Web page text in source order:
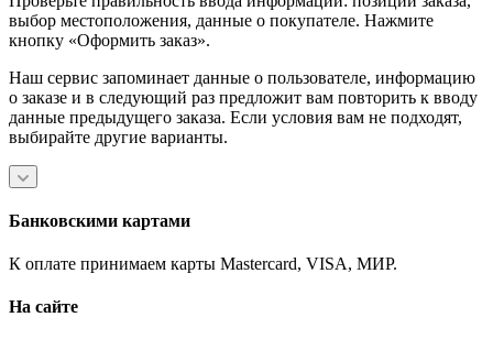
выбор местоположения, данные о покупателе. Нажмите
кнопку «Оформить заказ».
Наш сервис запоминает данные о пользователе, информацию
о заказе и в следующий раз предложит вам повторить к вводу
данные предыдущего заказа. Если условия вам не подходят,
выбирайте другие варианты.
Банковскими картами
К оплате принимаем карты Mastercard, VISA, МИР.
На сайте